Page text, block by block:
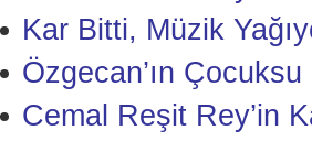
Kar Bitti, Müzik
Özgecan’ın Çocuksu
Cemal Reşit Rey’in